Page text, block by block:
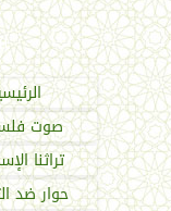
صوت
تراثنا
حوار ضد